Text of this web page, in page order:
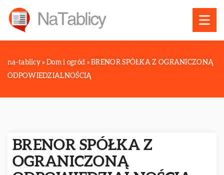
na-tablicy » Dom i ogród »BRENOR SPÓŁKA Z OGRANICZONĄ
ODPOWIEDZIALNOŚCIĄ
BRENOR SPÓŁKA Z
OGRANICZONĄ